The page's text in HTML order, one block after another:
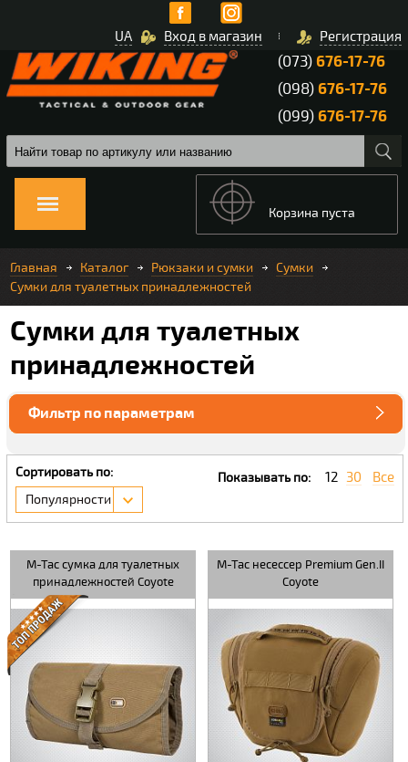
Вход в магазин Регистрация
UA
(073)676-17-76
(098)676-17-76
(099)676-17-76
Корзина пуста
Главная Каталог Рюкзаки и сумки
Сумки
Сумки для туалетных принадлежностей
Сумки для туалетных
принадлежностей
Фильтр по параметрам
Сортировать по:
Популярности
Показывать по: 12 30 Все
M-Tac сумка для туалетных
принадлежностей Coyote
M-Tac несессер Premium Gen.II
Coyote